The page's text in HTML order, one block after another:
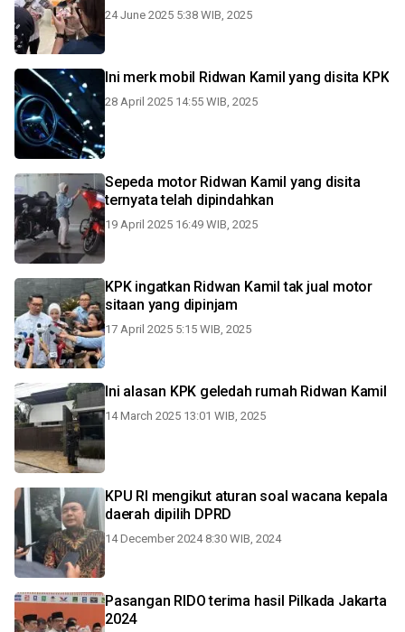
24 June 2025 5:38 WIB, 2025
Ini merk mobil Ridwan Kamil yang disita KPK
28 April 2025 14:55 WIB, 2025
Sepeda motor Ridwan Kamil yang disita
ternyata telah dipindahkan
19 April 2025 16:49 WIB, 2025
KPK ingatkan Ridwan Kamil tak jual motor
sitaan yang dipinjam
17 April 2025 5:15 WIB, 2025
Ini alasan KPK geledah rumah Ridwan Kamil
14 March 2025 13:01 WIB, 2025
KPU RI mengikut aturan soal wacana kepala
daerah dipilih DPRD
14 December 2024 8:30 WIB, 2024
Pasangan RIDO terima hasil Pilkada Jakarta
2024